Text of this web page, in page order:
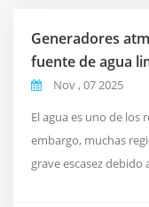
Generadores
fuente de agua
Nov , 07 2025
El agua es uno de los
embargo, muchas
grave escasez